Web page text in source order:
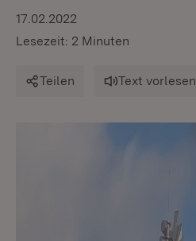
17.02.2022
Lesezeit: 2 Minuten
Teilen Text vorlesen